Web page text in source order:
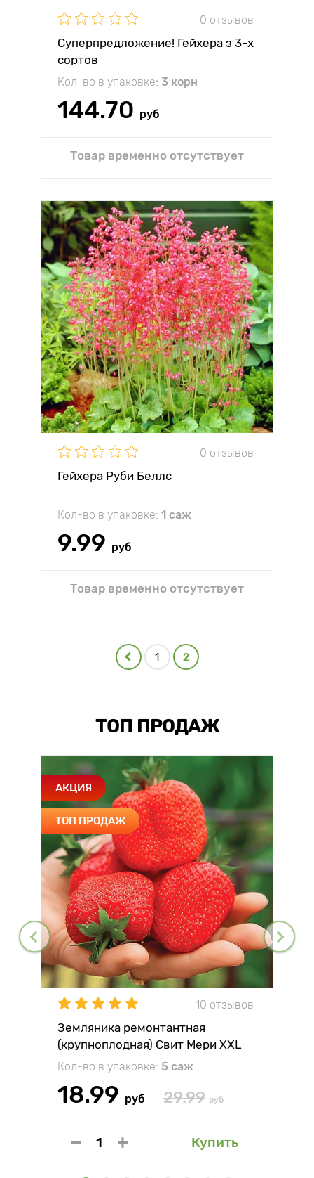
0 отзывов
Суперпредложение! Гейхера з 3-х
сортов
Кол-во в упаковке: 3 корн
144.70 руб
Товар временно отсутствует
0 отзывов
Гейхера Руби Беллс
Кол-во в упаковке: 1 саж
9.99 руб
Товар временно отсутствует
1 2
ТОП ПРОДАЖ
АКЦИЯ
ТОП ПРОДАЖ
10 отзывов
Земляника ремонтантная
(крупноплодная) Свит Мери XXL
Кол-во в упаковке: 5 саж
18.99 руб 29.99 руб
Купить